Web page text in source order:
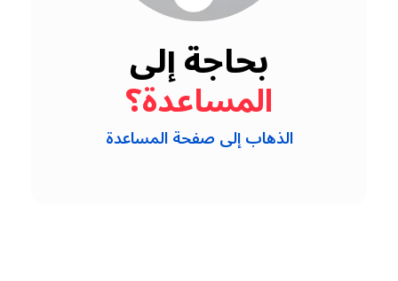
بحاجة إلى
المساعدة؟
الذهاب إلى صفحة المساعدة